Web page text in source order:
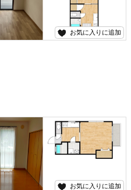
お気に入りに追加
お気に入りに追加